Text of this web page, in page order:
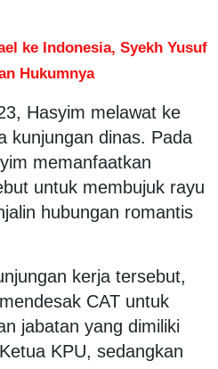
ke Indonesia, Syekh Yusuf
Hukumnya
Hasyim melawat ke
kunjungan dinas. Pada
memanfaatkan
untuk membujuk rayu
hubungan romantis
kerja tersebut,
CAT untuk
jabatan yang dimiliki
KPU, sedangkan